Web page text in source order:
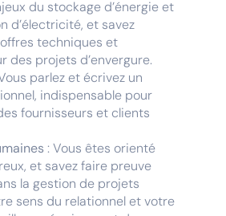
du stockage d’énergie et
d’électricité, et savez
techniques et
des projets d’envergure.
parlez et écrivez un
indispensable pour
fournisseurs et clients
: Vous êtes orienté
et savez faire preuve
la gestion de projets
sens du relationnel et votre